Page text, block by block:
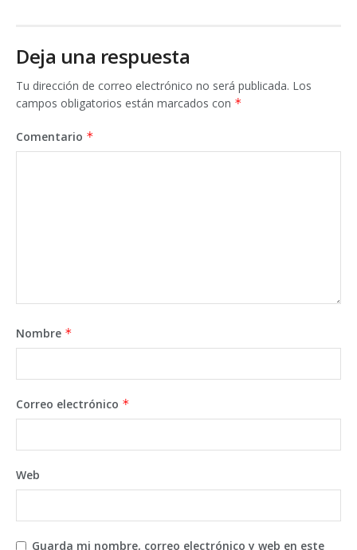
Deja una respuesta
Tu dirección de correo electrónico no será publicada. Los
campos obligatorios están marcados con *
Comentario *
Nombre *
Correo electrónico *
Web
Guarda mi nombre, correo electrónico y web en este